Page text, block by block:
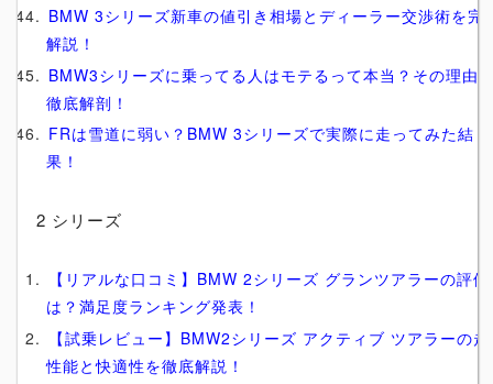
BMW 3シリーズ新車の値引き相場とディーラー交渉術を完
解説！
BMW3シリーズに乗ってる人はモテるって本当？その理由
徹底解剖！
FRは雪道に弱い？BMW 3シリーズで実際に走ってみた結
果！
2 シリーズ
【リアルな口コミ】BMW 2シリーズ グランツアラーの評価
は？満足度ランキング発表！
【試乗レビュー】BMW2シリーズ アクティブ ツアラーの
性能と快適性を徹底解説！